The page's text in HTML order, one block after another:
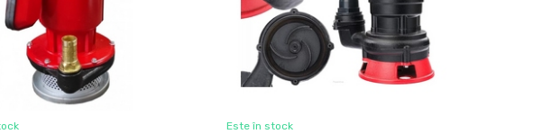
Este în stock